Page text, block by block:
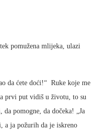
pomužena mlijeka, ulazi
da ćete doći!“ Ruke koje me
prvi put vidiš u životu, to su
pomogne, da dočeka! „Ja
a ja požurih da je iskreno